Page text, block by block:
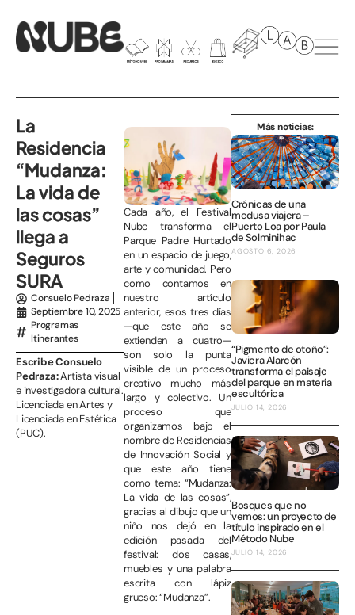
La
Residencia
“Mudanza:
La vida de
las cosas”
llega a
Seguros
SURA
Consuelo Pedraza
Septiembre 10, 2025
Programas
Itinerantes
Escribe Consuelo
Pedraza:Artista visual
e investigadora cultural.
Licenciada en Artes y
Licenciada en Estética
(PUC).
Cada año, el Festival
Nube transforma el
Parque Padre Hurtado
en un espacio de juego,
arte y comunidad. Pero
como contamos en
nuestro artículo
anterior, esos tres días
—que este año se
extienden a cuatro—
son solo la punta
visible de un proceso
creativo mucho más
largo y colectivo. Un
proceso que
organizamos bajo el
nombre de Residencias
de Innovación Social y
que este año tiene
como tema: “Mudanza:
La vida de las cosas”,
gracias al dibujo que un
niño nos dejó en la
edición pasada del
festival: dos casas,
muebles y una palabra
escrita con lápiz
grueso: “Mudanza”.
Más noticias:
Crónicas de una
medusa viajera –
Puerto Loa por Paula
de Solminihac
AGOSTO 6, 2026
“Pigmento de otoño”:
Javiera Alarcón
transforma el paisaje
del parque en materia
escultórica
JULIO 14, 2026
Bosques que no
vemos: un proyecto de
título inspirado en el
Método Nube
JULIO 14, 2026